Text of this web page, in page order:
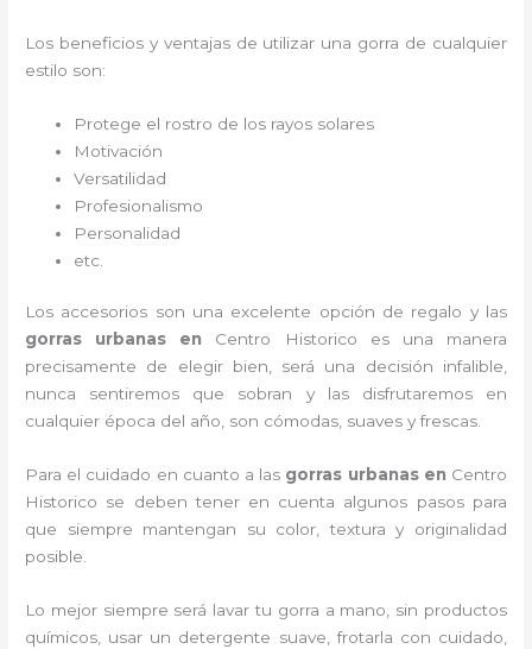
Los beneficios y ventajas de utilizar una gorra de cualquier
estilo son:
Protege el rostro de los rayos solares
Motivación
Versatilidad
Profesionalismo
Personalidad
etc.
Los accesorios son una excelente opción de regalo y las
gorras urbanas en Centro Historico es una manera
precisamente de elegir bien, será una decisión infalible,
nunca sentiremos que sobran y las disfrutaremos en
cualquier época del año, son cómodas, suaves y frescas.
Para el cuidado en cuanto a las gorras urbanas en Centro
Historico se deben tener en cuenta algunos pasos para
que siempre mantengan su color, textura y originalidad
posible.
Lo mejor siempre será lavar tu gorra a mano, sin productos
químicos, usar un detergente suave, frotarla con cuidado,